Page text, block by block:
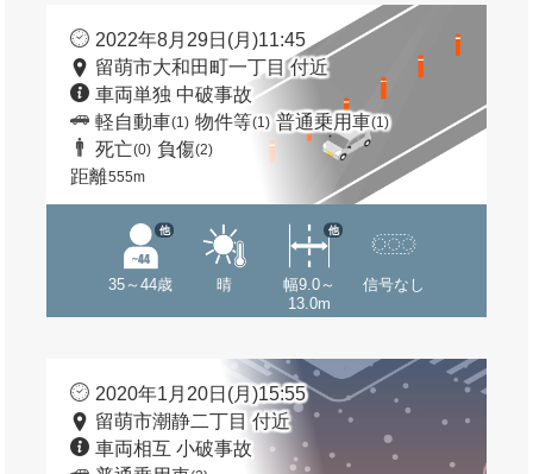
2022年8月29日(月)11:45
留萌市大和田町一丁目 付近
車両単独 中破事故
軽自動車(1) 物件等(1) 普通乗用車(1)
死亡(0) 負傷(2)
距離555m
35～44歳
他
晴
幅9.0～
13.0m
他
信号なし
2020年1月20日(月)15:55
留萌市潮静二丁目 付近
車両相互 小破事故